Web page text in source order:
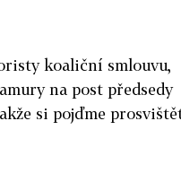
koaliční smlouvu,
na post předsedy
si pojďme